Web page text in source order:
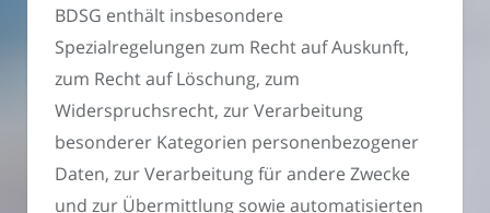
BDSG enthält insbesondere
Spezialregelungen zum Recht auf Auskunft,
zum Recht auf Löschung, zum
Widerspruchsrecht, zur Verarbeitung
besonderer Kategorien personenbezogener
Daten, zur Verarbeitung für andere Zwecke
und zur Übermittlung sowie automatisierten